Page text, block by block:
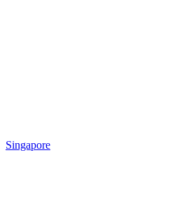
Singapore